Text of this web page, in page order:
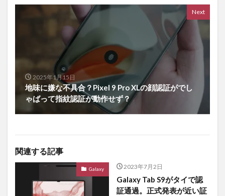
Next
2025年1月15日
地味に嫌な不具合？Pixel 9 Pro XLの顔認証がでし
ゃばって指紋認証が動作せず？
関連する記事
Galaxy 2023年7月2日
Galaxy Tab S9がタイで認
証通過。正式発表が近い証